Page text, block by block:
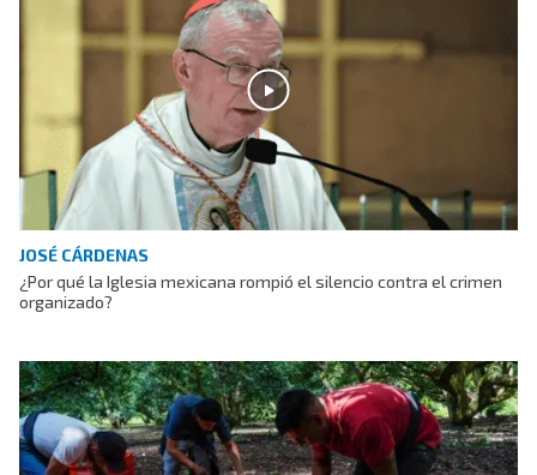
JOSÉ CÁRDENAS
¿Por qué la Iglesia mexicana rompió el silencio contra el crimen
organizado?